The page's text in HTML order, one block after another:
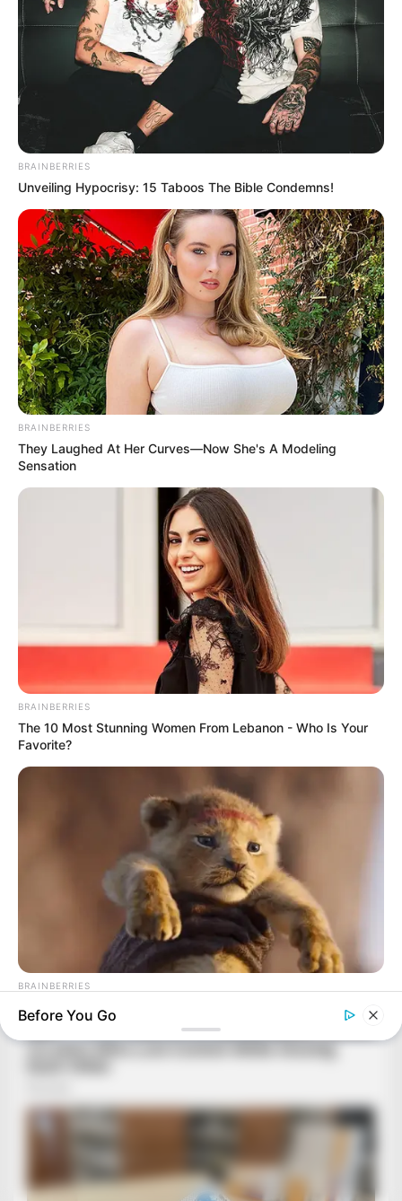
BRAINBERRIES
Unveiling Hypocrisy: 15 Taboos The Bible Condemns!
BRAINBERRIES
They Laughed At Her Curves—Now She's A Modeling
Sensation
BRAINBERRIES
The 10 Most Stunning Women From Lebanon - Who Is Your
Favorite?
BRAINBERRIES
The Adorable Model For Simba In The Lion King Remake
Before You Go